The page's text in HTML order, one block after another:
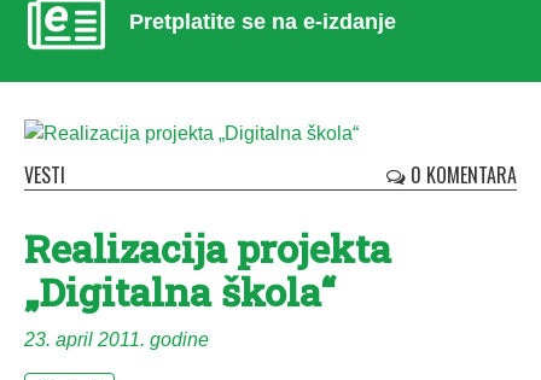
Pretplatite se na e-izdanje
VESTI 0 KOMENTARA
Realizacija projekta
„Digitalna škola“
23. april 2011. godine